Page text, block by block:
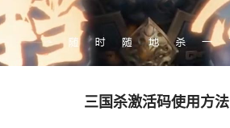
三国杀激活码使用方法